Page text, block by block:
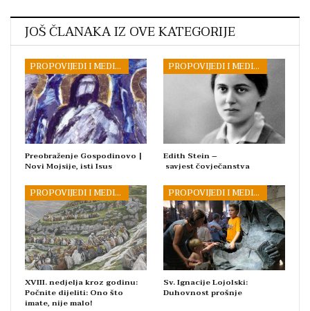
JOŠ ČLANAKA IZ OVE KATEGORIJE
PROPOVIJEDI I MEDITACIJE
Preobraženje Gospodinovo |
Novi Mojsije, isti Isus
PROPOVIJEDI I MEDITACIJE
Edith Stein –
savjest čovječanstva
PROPOVIJEDI I MEDITACIJE
XVIII. nedjelja kroz godinu:
Počnite dijeliti: Ono što
imate, nije malo!
PROPOVIJEDI I MEDITACIJE
Sv. Ignacije Lojolski:
Duhovnost prošnje